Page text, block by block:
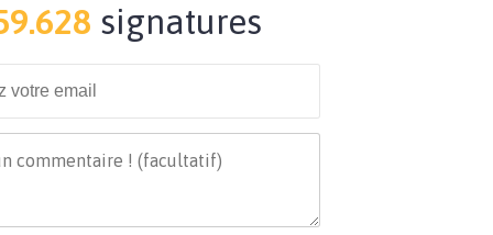
signatures